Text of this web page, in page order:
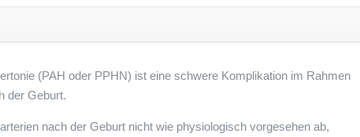
(PAH oder PPHN) ist eine schwere Komplikation im Rahmen
der Geburt.
nach der Geburt nicht wie physiologisch vorgesehen ab,